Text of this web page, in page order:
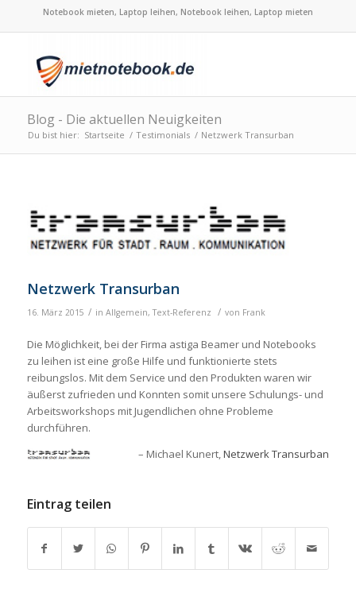
Notebook mieten, Laptop leihen, Notebook leihen, Laptop mieten
Blog - Die aktuellen Neuigkeiten
Du bist hier: Startseite / Testimonials / Netzwerk Transurban
Netzwerk Transurban
16. März 2015 / in Allgemein,Text-Referenz / von Frank
Die Möglichkeit, bei der Firma astiga Beamer und Notebooks
zu leihen ist eine große Hilfe und funktionierte stets
reibungslos. Mit dem Service und den Produkten waren wir
äußerst zufrieden und Konnten somit unsere Schulungs- und
Arbeitsworkshops mit Jugendlichen ohne Probleme
durchführen.
Michael Kunert Netzwerk Transurban
Eintrag teilen